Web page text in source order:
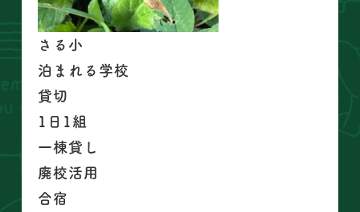
さる小
泊まれる学校
貸切
1日1組
一棟貸し
廃校活用
合宿